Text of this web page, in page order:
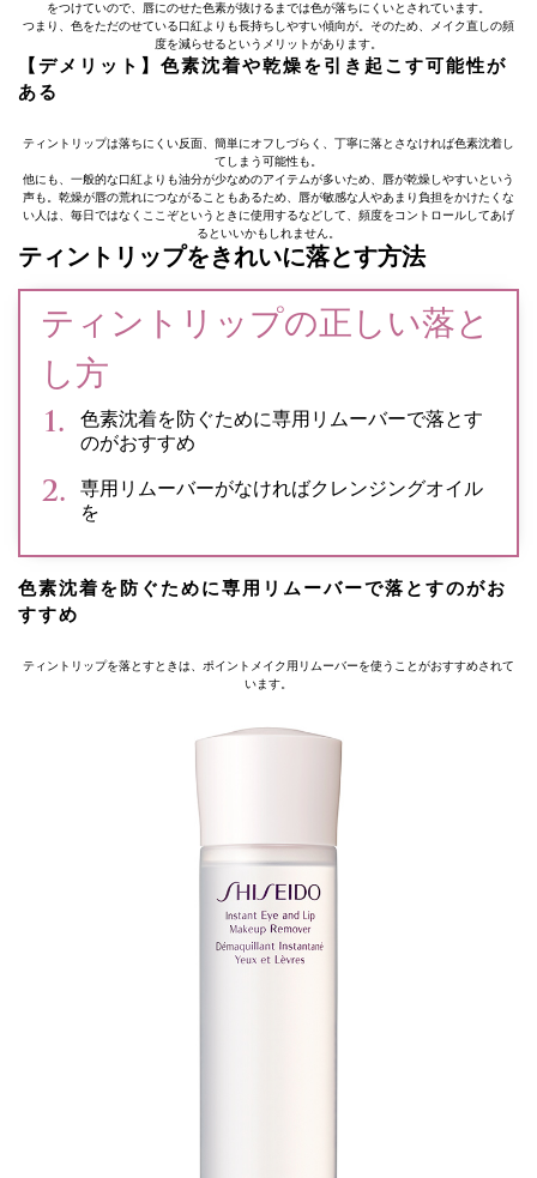
をつけていので、唇にのせた色素が抜けるまでは色が落ちにくいとされています。
つまり、色をただのせている口紅よりも長持ちしやすい傾向が。そのため、メイク直しの頻
度を減らせるというメリットがあります。
【デメリット】色素沈着や乾燥を引き起こす可能性が
ある
ティントリップは落ちにくい反面、簡単にオフしづらく、丁寧に落とさなければ色素沈着し
てしまう可能性も。
他にも、一般的な口紅よりも油分が少なめのアイテムが多いため、唇が乾燥しやすいという
声も。乾燥が唇の荒れにつながることもあるため、唇が敏感な人やあまり負担をかけたくな
い人は、毎日ではなくここぞというときに使用するなどして、頻度をコントロールしてあげ
るといいかもしれません。
ティントリップをきれいに落とす方法
ティントリップの正しい落と
し方
色素沈着を防ぐために専用リムーバーで落とす
のがおすすめ
専用リムーバーがなければクレンジングオイル
を
色素沈着を防ぐために専用リムーバーで落とすのがお
すすめ
ティントリップを落とすときは、ポイントメイク用リムーバーを使うことがおすすめされて
います。